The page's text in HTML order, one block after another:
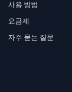
사용 방법
요금제
자주 묻는 질문